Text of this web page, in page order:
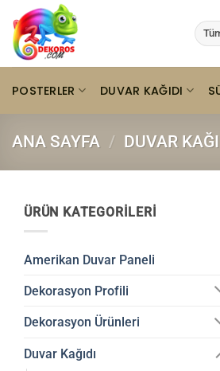
İçeriğe
atla
POSTERLER DUVAR KAĞIDI
ANA SAYFA / DUVAR
ÜRÜN KATEGORILERI
Amerikan Duvar Paneli
Dekorasyon Profili
Dekorasyon Ürünleri
Duvar Kağıdı